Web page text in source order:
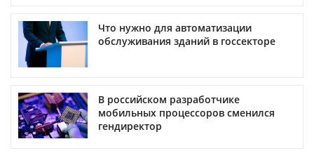
Что нужно для автоматизации
обслуживания зданий в госсекторе
В российском разработчике
мобильных процессоров сменился
гендиректор